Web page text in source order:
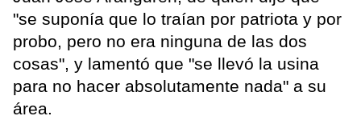
"se suponía que lo traían por patriota y por
probo, pero no era ninguna de las dos
cosas", y lamentó que "se llevó la usina
para no hacer absolutamente nada" a su
área.